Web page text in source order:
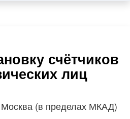
счётчиков
лиц
(в пределах МКАД)